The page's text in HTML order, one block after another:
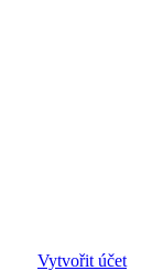
Vytvořit účet